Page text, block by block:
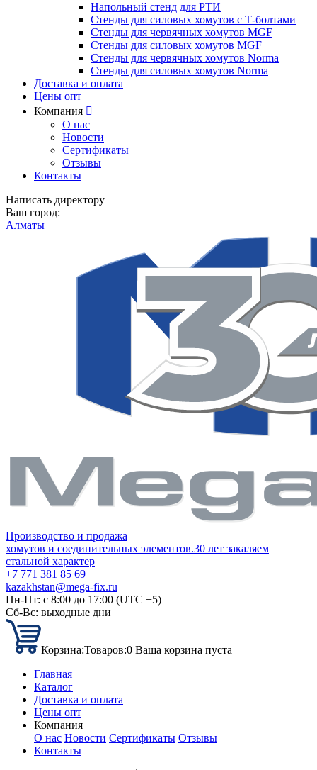
Напольный стенд для РТИ
Стенды для силовых хомутов с Т-болтами
Стенды для червячных хомутов MGF
Стенды для силовых хомутов MGF
Стенды для червячных хомутов Norma
Стенды для силовых хомутов Norma
Доставка и оплата
Цены опт
Компания 
О нас
Новости
Сертификаты
Отзывы
Контакты
Написать директору
Ваш город:
Алматы
Производство и продажа
хомутов и соединительных элементов.30 лет закаляем
стальной характер
+7 771 381 85 69
kazakhstan@mega-fix.ru
Пн-Пт: с 8:00 до 17:00 (UTC +5)
Сб-Вс: выходные дни
Корзина:Товаров:0 Ваша корзина пуста
Главная
Каталог
Доставка и оплата
Цены опт
Компания
О нас Новости Сертификаты Отзывы
Контакты